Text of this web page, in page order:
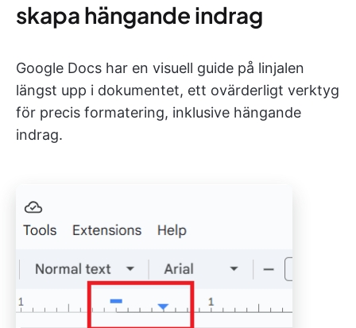
skapa hängande indrag
Google Docs har en visuell guide på linjalen
längst upp i dokumentet, ett ovärderligt verktyg
för precis formatering, inklusive hängande
indrag.